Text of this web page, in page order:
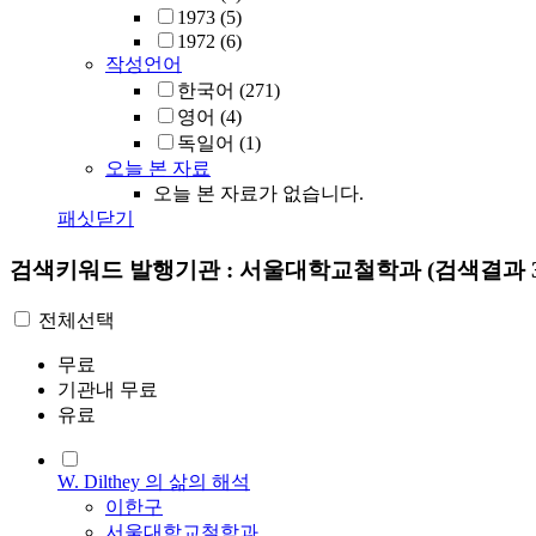
1973 (5)
1972 (6)
작성언어
한국어 (271)
영어 (4)
독일어 (1)
오늘 본 자료
오늘 본 자료가 없습니다.
패싯닫기
검색키워드 발행기관 : 서울대학교철학과(검색결과
전체선택
무료
기관내 무료
유료
W. Dilthey 의 삶의 해석
이한구